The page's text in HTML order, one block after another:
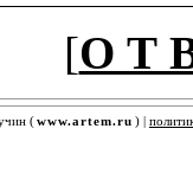
[О Т
(www.artem.ru ) |